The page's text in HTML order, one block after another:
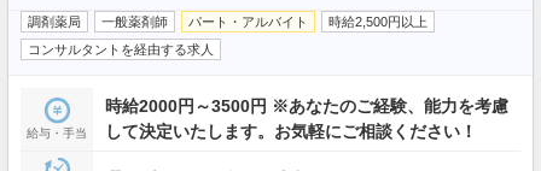
調剤薬局 一般薬剤師 パート・アルバイト
時給2,500円以上
コンサルタントを経由する求人
給与・手当
時給2000円～3500円 ※あなたのご経験、能力を考慮
して決定いたします。お気軽にご相談ください！